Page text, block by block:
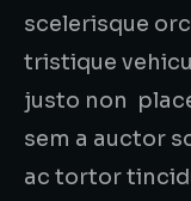
scelerisque
tristique
justo non
sem a auctor
ac tortor